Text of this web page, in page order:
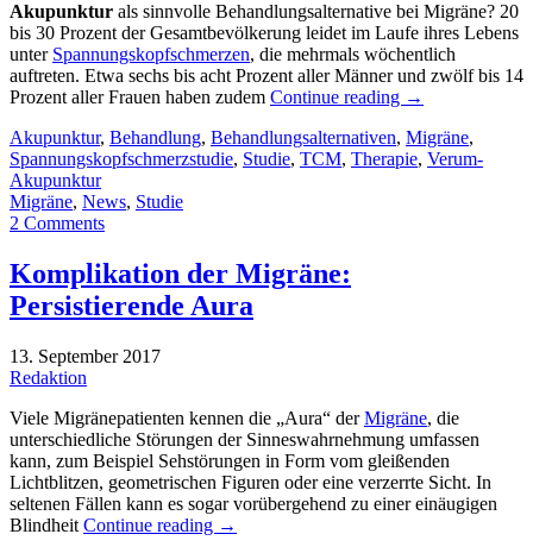
Akupunktur als sinnvolle Behandlungsalternative bei Migräne? 20
bis 30 Prozent der Gesamtbevölkerung leidet im Laufe ihres Lebens
unter Spannungskopfschmerzen, die mehrmals wöchentlich
auftreten. Etwa sechs bis acht Prozent aller Männer und zwölf bis 14
Prozent aller Frauen haben zudem Continue reading →
Akupunktur, Behandlung, Behandlungsalternativen, Migräne,
Spannungskopfschmerzstudie, Studie, TCM, Therapie, Verum-
Akupunktur
Migräne, News, Studie
2 Comments
Komplikation der Migräne:
Persistierende Aura
13. September 2017
Redaktion
Viele Migränepatienten kennen die „Aura“ derMigräne, die
unterschiedliche Störungen der Sinneswahrnehmung umfassen
kann, zum Beispiel Sehstörungen in Form vom gleißenden
Lichtblitzen, geometrischen Figuren oder eine verzerrte Sicht. In
seltenen Fällen kann es sogar vorübergehend zu einer einäugigen
Blindheit Continue reading →